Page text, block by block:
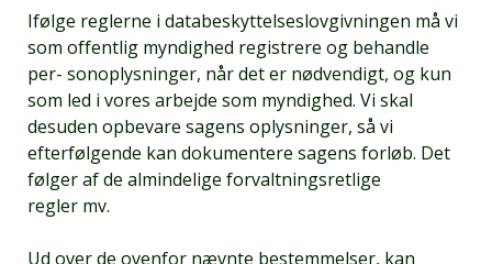
Ifølge reglerne i databeskyttelseslovgivningen må vi
som offentlig myndighed registrere og behandle
per- sonoplysninger, når det er nødvendigt, og kun
som led i vores arbejde som myndighed. Vi skal
desuden opbevare sagens oplysninger, så vi
efterfølgende kan dokumentere sagens forløb. Det
følger af de almindelige forvaltningsretlige
regler mv.
Ud over de ovenfor nævnte bestemmelser, kan